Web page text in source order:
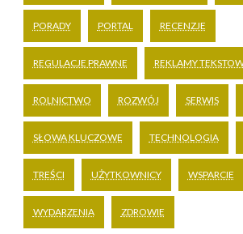
PORADY PORTAL RECENZJE
REGULACJE PRAWNE REKLAMY
ROLNICTWO ROZWÓJ SERWIS
SŁOWA KLUCZOWE TECHNOLOGIA
TREŚCI UŻYTKOWNICY WSPARCIE
WYDARZENIA ZDROWIE